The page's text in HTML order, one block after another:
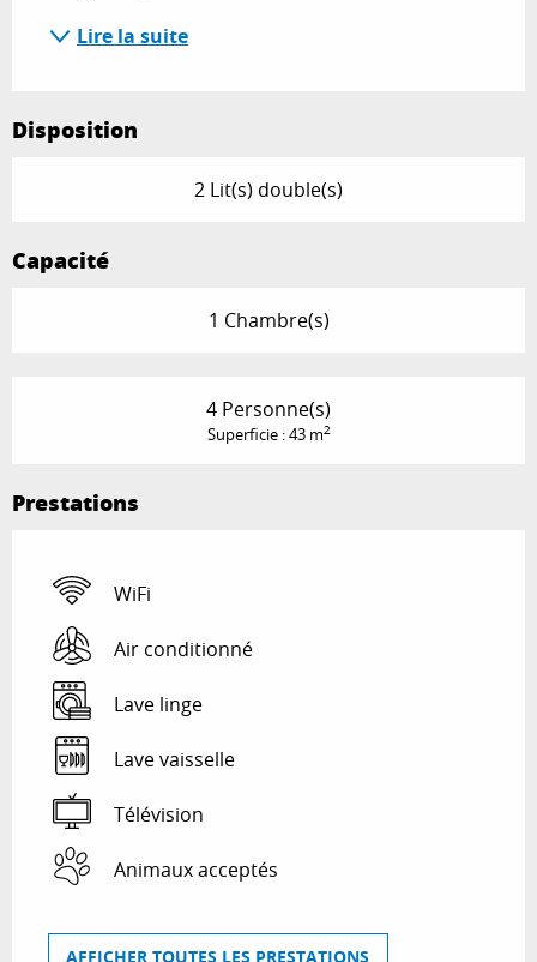
Lire la suite
Disposition
2 Lit(s) double(s)
Capacité
1 Chambre(s)
4 Personne(s)
Superficie : 43 m2
Prestations
WiFi
Air conditionné
Lave linge
Lave vaisselle
Télévision
Animaux acceptés